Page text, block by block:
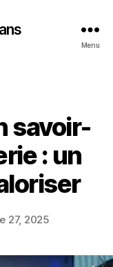
Menu
savoir-
: un
27, 2025